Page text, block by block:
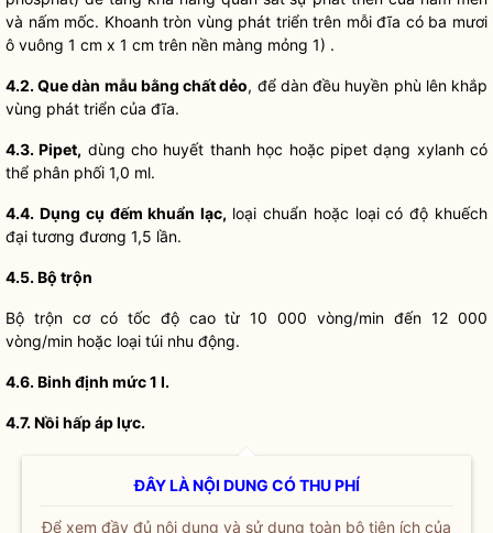
và nấm mốc. Khoanh tròn vùng phát triển trên mỗi đĩa có ba mươi
ô vuông 1 cm x 1 cm trên nền màng mỏng 1) .
4.2.Que dàn mẫu bằng chất dẻo, để dàn đều huyền phù lên khắp
vùng phát triển của đĩa.
4.3.Pipet, dùng cho huyết thanh học hoặc pipet dạng xylanh có
thể phân phối 1,0 ml.
4.4. Dụng cụ đếm khuẩn lạc, loại chuẩn hoặc loại có độ khuếch
đại tương đương 1,5 lần.
4.5.Bộ trộn
Bộ trộn cơ có tốc độ cao từ 10 000 vòng/min đến 12 000
vòng/min hoặc loại túi nhu động.
4.6.Binh định mức 1 I.
4.7.Nồi hấp áp lực.
ĐÂY LÀ NỘI DUNG CÓ THU PHÍ
Để xem đầy đủ nội dung và sử dụng toàn bộ tiện ích của